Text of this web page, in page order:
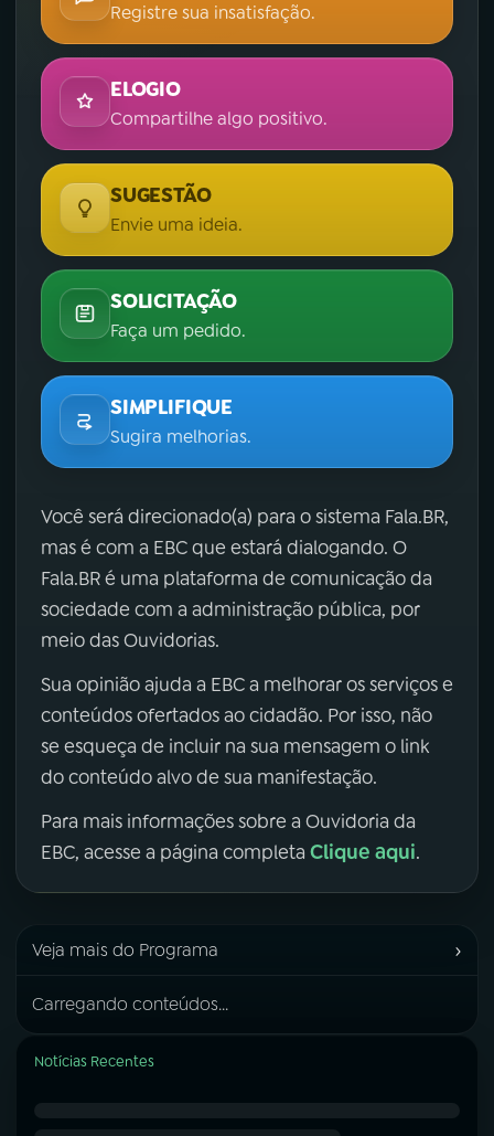
Registre sua insatisfação.
ELOGIO
Compartilhe algo positivo.
SUGESTÃO
Envie uma ideia.
SOLICITAÇÃO
Faça um pedido.
SIMPLIFIQUE
Sugira melhorias.
Você será direcionado(a) para o sistema Fala.BR,
mas é com a EBC que estará dialogando. O
Fala.BR é uma plataforma de comunicação da
sociedade com a administração pública, por
meio das Ouvidorias.
Sua opinião ajuda a EBC a melhorar os serviços e
conteúdos ofertados ao cidadão. Por isso, não
se esqueça de incluir na sua mensagem o link
do conteúdo alvo de sua manifestação.
Para mais informações sobre a Ouvidoria da
EBC, acesse a página completa Clique aqui.
Veja mais do Programa ›
Carregando conteúdos...
Notícias Recentes